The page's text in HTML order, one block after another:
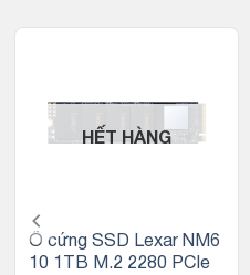
HẾT HÀNG
Ổ cứng SSD Lexar NM6
10 1TB M.2 2280 PCIe